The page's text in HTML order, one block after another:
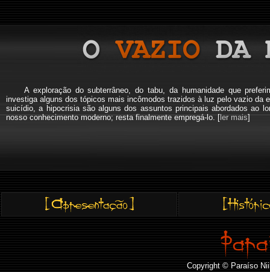
A exploração do subterrâneo, do tabu, da humanidade que
investiga alguns dos tópicos mais incômodos trazidos à luz pelo vazio da
suicídio, a hipocrisia são alguns dos assuntos principais abordados ao
nosso conhecimento moderno; resta finalmente empregá-lo. [ler mais]
Copyright © Paraíso